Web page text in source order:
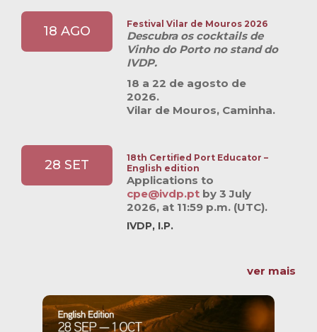
18 AGO Festival Vilar de Mouros 2026
Descubra os cocktails de
Vinho do Porto no stand do
IVDP.
18 a 22 de agosto de
2026.
Vilar de Mouros, Caminha.
28 SET
18th Certified Port Educator –
English edition
Applications to
cpe@ivdp.pt by3 July
2026, at 11:59 p.m. (UTC).
IVDP, I.P.
ver mais